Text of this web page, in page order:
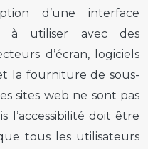
d’une interface
à utiliser avec des
d’écran, logiciels
la fourniture de sous-
sites web ne sont pas
l’accessibilité doit être
tous les utilisateurs